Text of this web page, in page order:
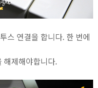
스 연결을 합니다. 한 번에
해제해야합니다.